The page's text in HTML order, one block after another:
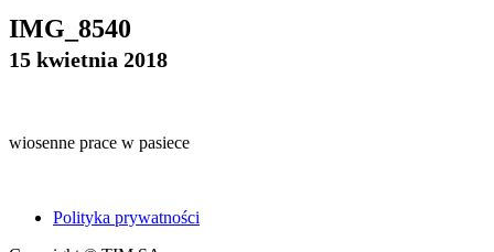
IMG_8540
15 kwietnia 2018
wiosenne prace w pasiece
Polityka prywatności